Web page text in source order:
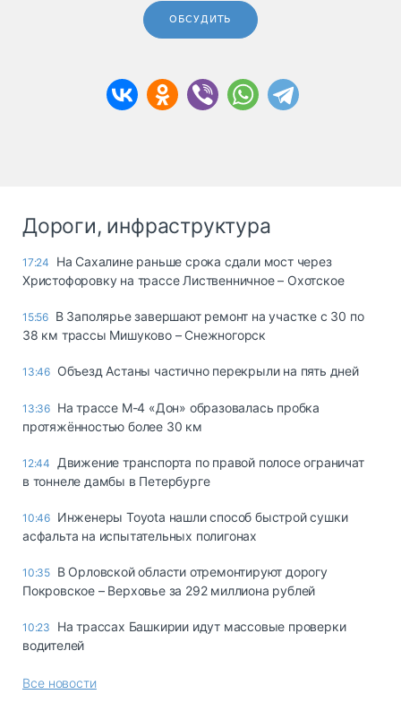
ОБСУДИТЬ
Дороги, инфраструктура
17:24
На Сахалине раньше срока сдали мост через
Христофоровку на трассе Лиственничное – Охотское
15:56 В Заполярье завершают ремонт на участке с 30 по
38 км трассы Мишуково – Снежногорск
13:46 Объезд Астаны частично перекрыли на пять дней
13:36 На трассе М-4 «Дон» образовалась пробка
протяжённостью более 30 км
12:44
Движение транспорта по правой полосе ограничат
в тоннеле дамбы в Петербурге
10:46 Инженеры Toyota нашли способ быстрой сушки
асфальта на испытательных полигонах
10:35 В Орловской области отремонтируют дорогу
Покровское – Верховье за 292 миллиона рублей
10:23
На трассах Башкирии идут массовые проверки
водителей
Все новости